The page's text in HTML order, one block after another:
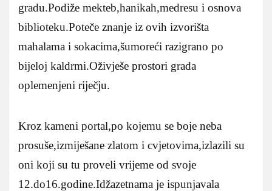
gradu.Podiže mekteb,hanikah,medresu i osnova
biblioteku.Poteče znanje iz ovih izvorišta
mahalama i sokacima,šumoreći razigrano po
bijeloj kaldrmi.Oživješe prostori grada
oplemenjeni riječju.
Kroz kameni portal,po kojemu se boje neba
prosuše,izmiješane zlatom i cvjetovima,izlazili su
oni koji su tu proveli vrijeme od svoje
12.do16.godine.Idžazetnama je ispunjavala